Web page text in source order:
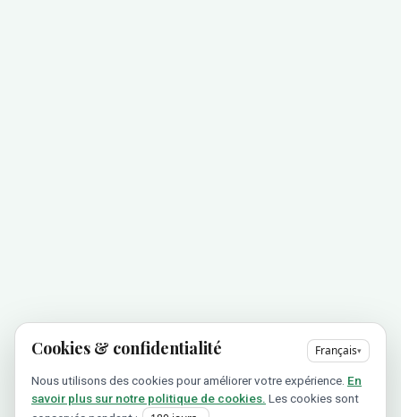
Cookies & confidentialité Français▾
Nous utilisons des cookies pour améliorer votre expérience. En
savoir plus sur notre politique de cookies. Les cookies sont